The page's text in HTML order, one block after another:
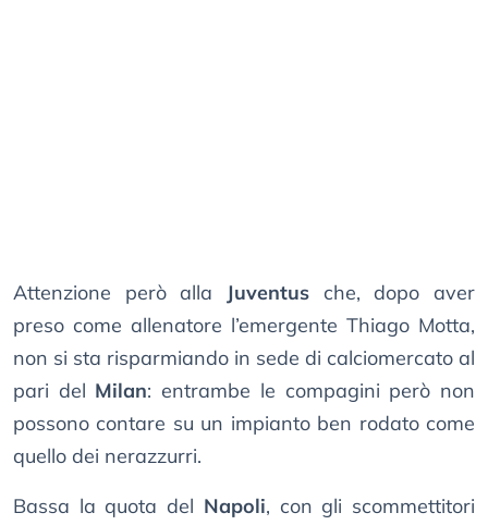
Attenzione però alla Juventus che, dopo aver
preso come allenatore l’emergente Thiago Motta,
non si sta risparmiando in sede di calciomercato al
pari del Milan: entrambe le compagini però non
possono contare su un impianto ben rodato come
quello dei nerazzurri.
Bassa la quota del Napoli, con gli scommettitori